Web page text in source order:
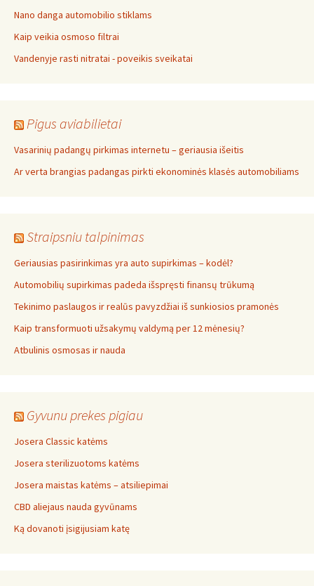
Nano danga automobilio stiklams
Kaip veikia osmoso filtrai
Vandenyje rasti nitratai - poveikis sveikatai
Pigus aviabilietai
Vasarinių padangų pirkimas internetu – geriausia išeitis
Ar verta brangias padangas pirkti ekonominės klasės automobiliams
Straipsniu talpinimas
Geriausias pasirinkimas yra auto supirkimas – kodėl?
Automobilių supirkimas padeda išspręsti finansų trūkumą
Tekinimo paslaugos ir realūs pavyzdžiai iš sunkiosios pramonės
Kaip transformuoti užsakymų valdymą per 12 mėnesių?
Atbulinis osmosas ir nauda
Gyvunu prekes pigiau
Josera Classic katėms
Josera sterilizuotoms katėms
Josera maistas katėms – atsiliepimai
CBD aliejaus nauda gyvūnams
Ką dovanoti įsigijusiam katę